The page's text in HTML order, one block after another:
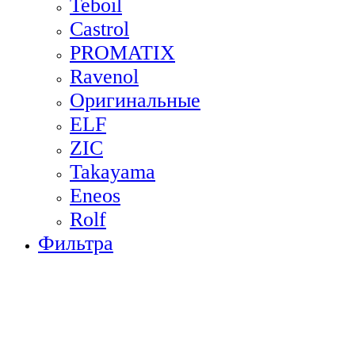
Teboil
Castrol
PROMATIX
Ravenol
Оригинальные
ELF
ZIC
Takayama
Eneos
Rolf
Фильтра